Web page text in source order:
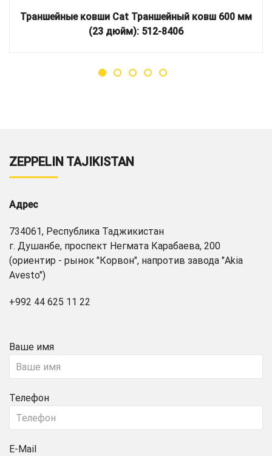
Траншейные ковши Cat Траншейный ковш 600 мм
(23 дюйм): 512-8406
ZEPPELIN TAJIKISTAN
Адрес
734061, Республика Таджикистан
г. Душанбе, проспект Негмата Карабаева, 200
(ориентир - рынок "Корвон", напротив завода "Akia
Avesto")
+992 44 625 11 22
Ваше имя
Телефон
E-Mail